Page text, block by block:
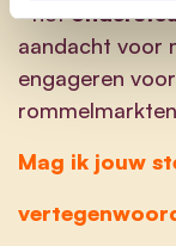
• het
aandacht voor
engageren
Mag ik jouw